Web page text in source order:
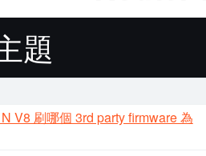
題
V8 刷哪個 3rd party firmware 為